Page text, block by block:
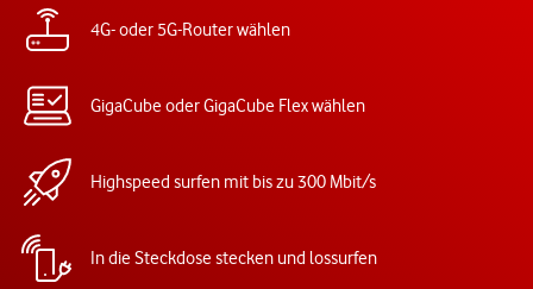
4G- oder 5G-Router wählen
GigaCube oder GigaCube Flex wählen
Highspeed surfen mit bis zu 300 Mbit/s
In die Steckdose stecken und lossurfen